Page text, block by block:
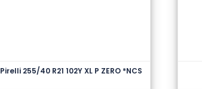
Pirelli 255/40 R21 102Y XL P ZERO *NCS